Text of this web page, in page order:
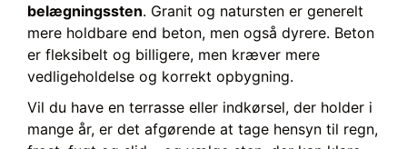
belægningssten. Granit og natursten er generelt
mere holdbare end beton, men også dyrere. Beton
er fleksibelt og billigere, men kræver mere
vedligeholdelse og korrekt opbygning.
Vil du have en terrasse eller indkørsel, der holder i
mange år, er det afgørende at tage hensyn til regn,